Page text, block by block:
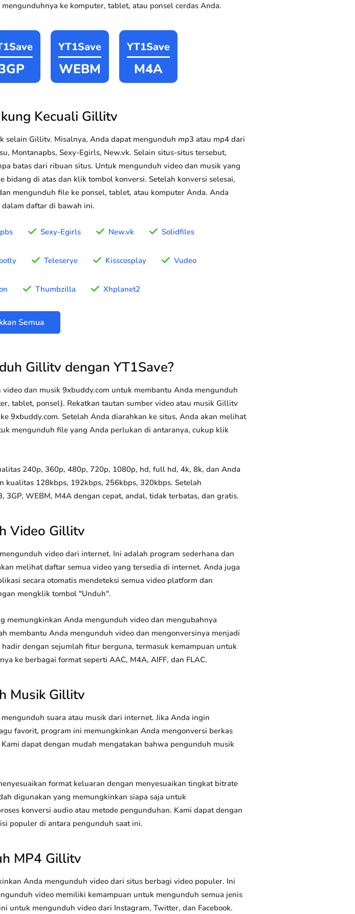
ke komputer, tablet, atau ponsel cerdas Anda.
YT1Save
WEBM
YT1Save
M4A
Kecuali Gillitv
selain Gillitv. Misalnya, Anda dapat mengunduh mp3 atau mp4 dari
Montanapbs, Sexy-Egirls, New.vk. Selain situs-situs tersebut,
batas dari ribuan situs. Untuk mengunduh video dan musik yang
di atas dan klik tombol konversi. Setelah konversi selesai,
mengunduh file ke ponsel, tablet, atau komputer Anda. Anda
daftar di bawah ini.
Sexy-Egirls New.vk Solidfiles
Teleserye Kisscosplay Vudeo
Thumbzilla Xhplanet2
Semua
Gillitv dengan YT1Save?
dan musik 9xbuddy.com untuk membantu Anda mengunduh
tablet, ponsel). Rekatkan tautan sumber video atau musik Gillitv
9xbuddy.com. Setelah Anda diarahkan ke situs, Anda akan melihat
mengunduh file yang Anda perlukan di antaranya, cukup klik
240p, 360p, 480p, 720p, 1080p, hd, full hd, 4k, 8k, dan Anda
kualitas 128kbps, 192kbps, 256kbps, 320kbps. Setelah
WEBM, M4A dengan cepat, andal, tidak terbatas, dan gratis.
Video Gillitv
video dari internet. Ini adalah program sederhana dan
melihat daftar semua video yang tersedia di internet. Anda juga
secara otomatis mendeteksi semua video platform dan
mengklik tombol "Unduh".
Anda mengunduh video dan mengubahnya
membantu Anda mengunduh video dan mengonversinya menjadi
dengan sejumlah fitur berguna, termasuk kemampuan untuk
ke berbagai format seperti AAC, M4A, AIFF, dan FLAC.
Musik Gillitv
suara atau musik dari internet. Jika Anda ingin
favorit, program ini memungkinkan Anda mengonversi berkas
dapat dengan mudah mengatakan bahwa pengunduh musik
format keluaran dengan menyesuaikan tingkat bitrate
digunakan yang memungkinkan siapa saja untuk
konversi audio atau metode pengunduhan. Kami dapat dengan
populer di antara pengunduh saat ini.
MP4 Gillitv
Anda mengunduh video dari situs berbagi video populer. Ini
video memiliki kemampuan untuk mengunduh semua jenis
untuk mengunduh video dari Instagram, Twitter, dan Facebook.